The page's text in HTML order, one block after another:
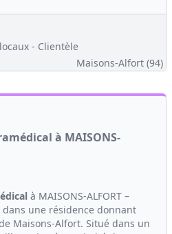
- Clientèle
Maisons-Alfort (94)
à MAISONS-
à MAISONS-ALFORT –
une résidence donnant
Maisons-Alfort. Situé dans un